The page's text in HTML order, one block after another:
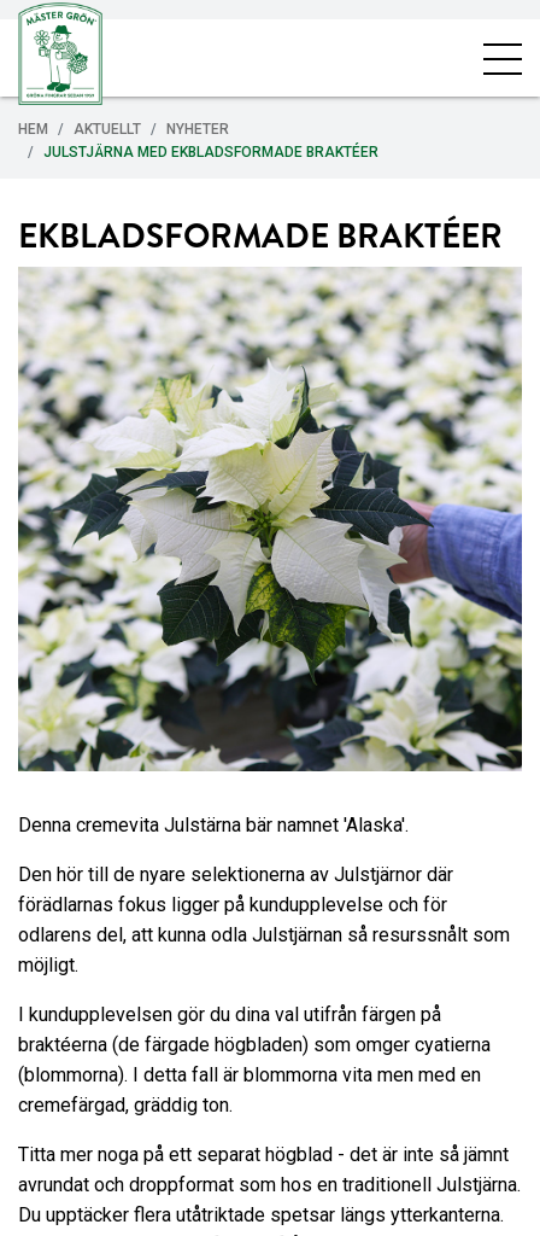
HEM AKTUELLT
NYHETER
JULSTJÄRNA MED EKBLADSFORMADE BRAKTÉER
EKBLADSFORMADE BRAKTÉER
Denna cremevita Julstärna bär namnet 'Alaska'.
Den hör till de nyare selektionerna av Julstjärnor där
förädlarnas fokus ligger på kundupplevelse och för
odlarens del, att kunna odla Julstjärnan så resurssnålt som
möjligt.
I kundupplevelsen gör du dina val utifrån färgen på
braktéerna (de färgade högbladen) som omger cyatierna
(blommorna). I detta fall är blommorna vita men med en
cremefärgad, gräddig ton.
Titta mer noga på ett separat högblad - det är inte så jämnt
avrundat och droppformat som hos en traditionell Julstjärna.
Du upptäcker flera utåtriktade spetsar längs ytterkanterna.